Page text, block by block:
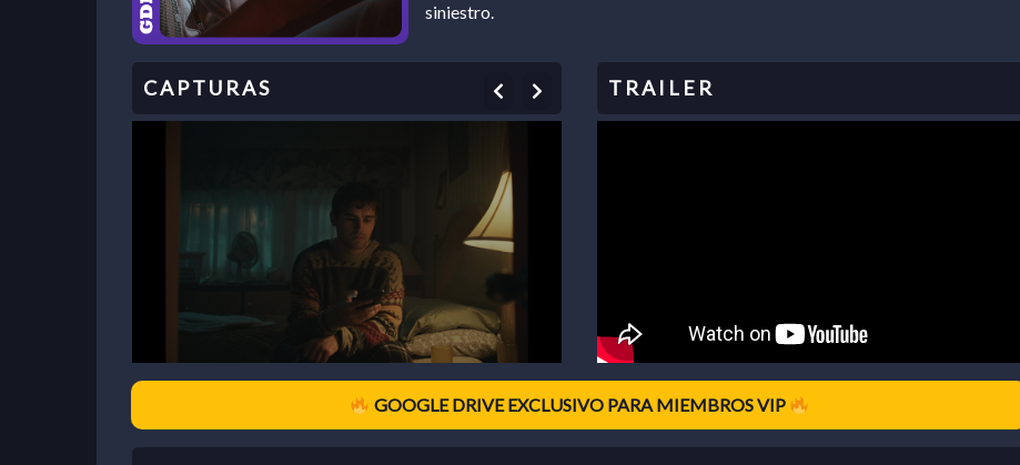
siniestro.
Previous
GOOGLE DRIVE EXCLUSIVO PARA MIEMBROS VIP